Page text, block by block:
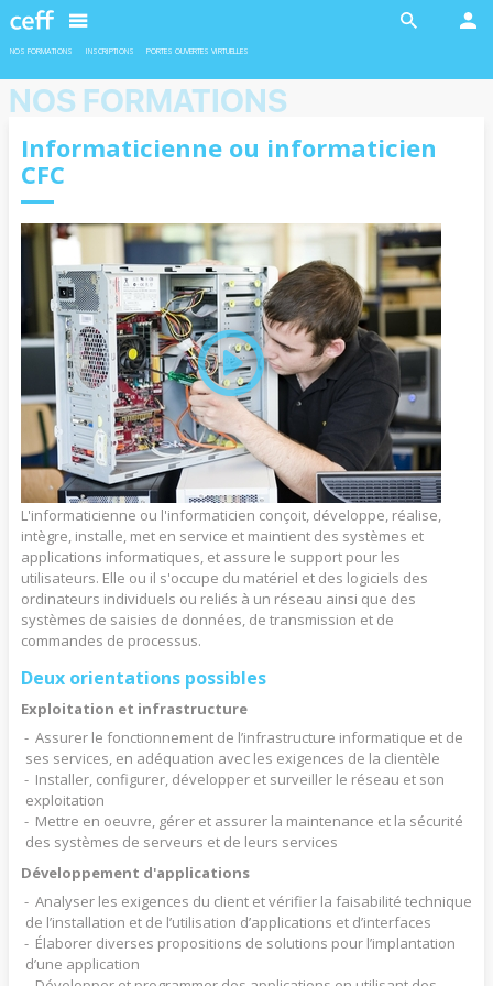
NOS FORMATIONS INSCRIPTIONS PORTES OUVERTES VIRTUELLES
NOS FORMATIONS
Informaticienne ou informaticien
CFC
L'informaticienne ou l'informaticien conçoit, développe, réalise,
intègre, installe, met en service et maintient des systèmes et
applications informatiques, et assure le support pour les
utilisateurs. Elle ou il s'occupe du matériel et des logiciels des
ordinateurs individuels ou reliés à un réseau ainsi que des
systèmes de saisies de données, de transmission et de
commandes de processus.
Deux orientations possibles
Exploitation et infrastructure
Assurer le fonctionnement de l’infrastructure informatique et de
ses services, en adéquation avec les exigences de la clientèle
Installer, configurer, développer et surveiller le réseau et son
exploitation
Mettre en oeuvre, gérer et assurer la maintenance et la sécurité
des systèmes de serveurs et de leurs services
Développement d'applications
Analyser les exigences du client et vérifier la faisabilité technique
de l’installation et de l’utilisation d’applications et d’interfaces
Élaborer diverses propositions de solutions pour l’implantation
d’une application
Ateliers robotiques
Deux ateliers sont proposés en
collaboration avec l'EPFL aux filles et
garçons de 11 à 13 ans.
En savoir plus
Formation duales
L’admission pour les formations duales
est soumise à la conclusion d’un contrat
d’apprentissage avec une entreprise
formatrice.
En savoir plus